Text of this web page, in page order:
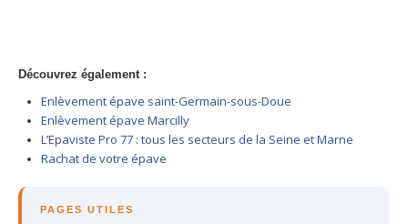
Découvrez également :
Enlèvement épave saint-Germain-sous-Doue
Enlèvement épave Marcilly
L’Epaviste Pro 77 : tous les secteurs de la Seine et Marne
Rachat de votre épave
PAGES UTILES